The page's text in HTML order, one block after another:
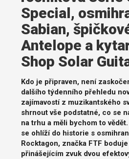
Special,
Sabian,
Antelope a
Shop Solar
Kdo je připraven, není
dalšího týdenního přehledu
zajímavostí z muzikantského
shrnout vše podstatné, co se
na trhu a měli bychom to
se ohlíží do historie s
Rocktagon, značka FTF
přinášejícím zvuk dvou